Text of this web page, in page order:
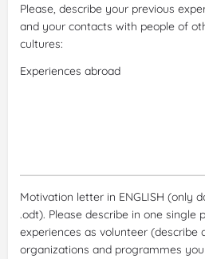
Please, describe your previous
and your contacts with people of
cultures:
Motivation letter in ENGLISH (only
.odt). Please describe in one single
experiences as volunteer (describe
organizations and programmes